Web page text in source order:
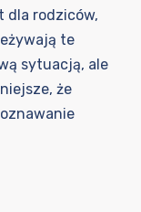
dla rodziców,
te
sytuacją, ale
że